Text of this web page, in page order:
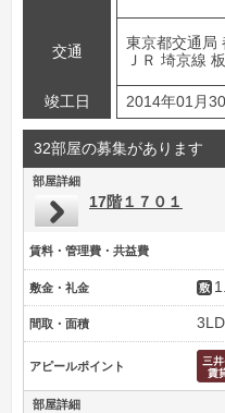
交通
東京都交通局
ＪＲ 埼京線
竣工日 2014年01月
32部屋の募集があります
部屋詳細
17階１７０１
賃料・管理費・共益費
敷金・礼金
間取・面積
アピールポイント
部屋詳細